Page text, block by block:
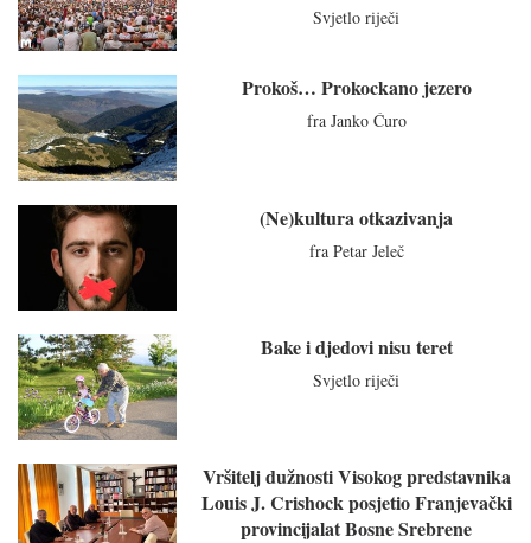
Svjetlo riječi
Prokoš… Prokockano jezero
fra Janko Ćuro
(Ne)kultura otkazivanja
fra Petar Jeleč
Bake i djedovi nisu teret
Svjetlo riječi
Vršitelj dužnosti Visokog predstavnika
Louis J. Crishock posjetio Franjevački
provincijalat Bosne Srebrene